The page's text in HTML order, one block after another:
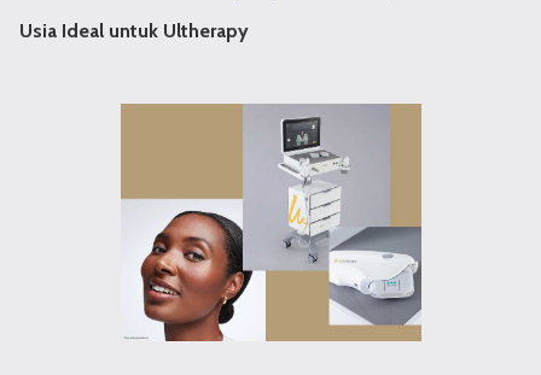
Usia Ideal untuk Ultherapy